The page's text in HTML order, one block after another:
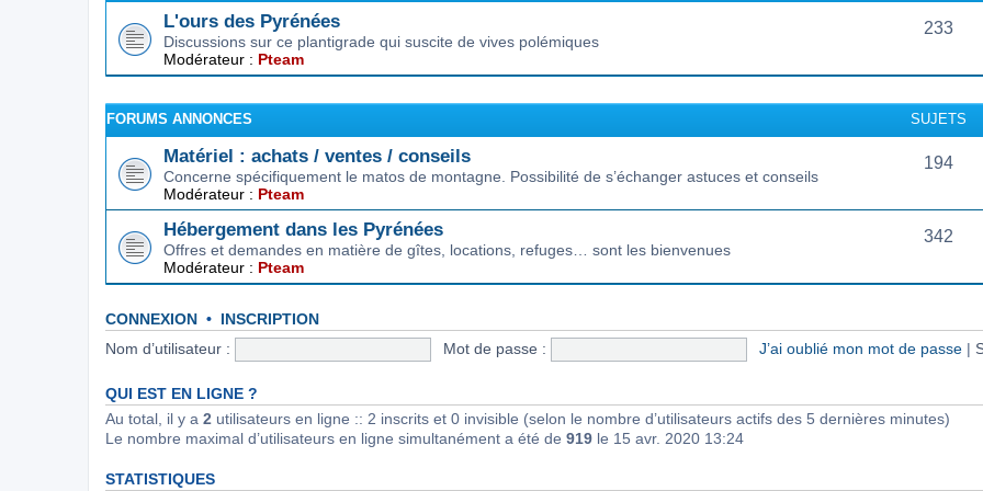
L'ours des Pyrénées
Discussions sur ce plantigrade qui suscite de vives polémiques
Modérateur : Pteam
233
FORUMS ANNONCES SUJETS
Matériel : achats / ventes / conseils
Concerne spécifiquement le matos de montagne. Possibilité de s’échanger astuces et conseils
Modérateur : Pteam
194
Hébergement dans les Pyrénées
Offres et demandes en matière de gîtes, locations, refuges… sont les bienvenues
Modérateur : Pteam
342
CONNEXION • INSCRIPTION
Nom d’utilisateur : Mot de passe : J’ai oublié mon mot de passe |
QUI EST EN LIGNE ?
Au total, il y a 2 utilisateurs en ligne :: 2 inscrits et 0 invisible (selon le nombre d’utilisateurs actifs des 5 dernières minutes)
Le nombre maximal d’utilisateurs en ligne simultanément a été de 919 le 15 avr. 2020 13:24
STATISTIQUES